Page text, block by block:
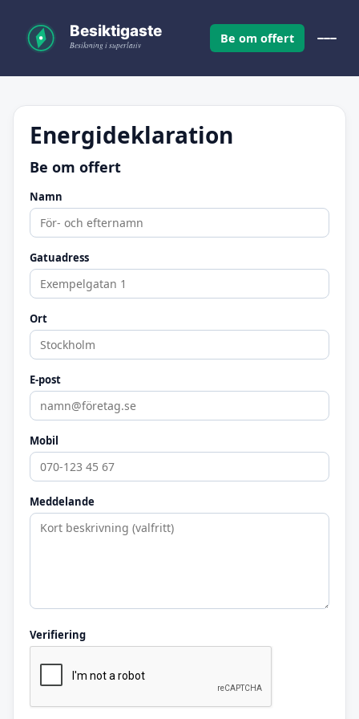
Be om offert
Energideklaration
Be om offert
Namn
Gatuadress
Ort
E-post
Mobil
Meddelande
Verifiering